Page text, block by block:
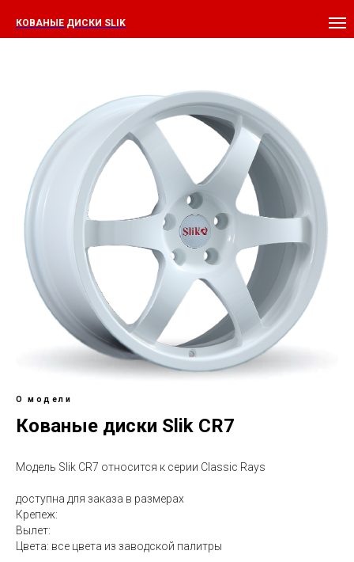
КОВАНЫЕ ДИСКИ SLIK
О модели
Кованые диски Slik CR7
Модель Slik CR7 относится к серии Classic Rays
доступна для заказа в размерах
Крепеж:
Вылет:
Цвета: все цвета из заводской палитры